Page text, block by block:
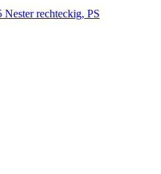
rechteckig, PS